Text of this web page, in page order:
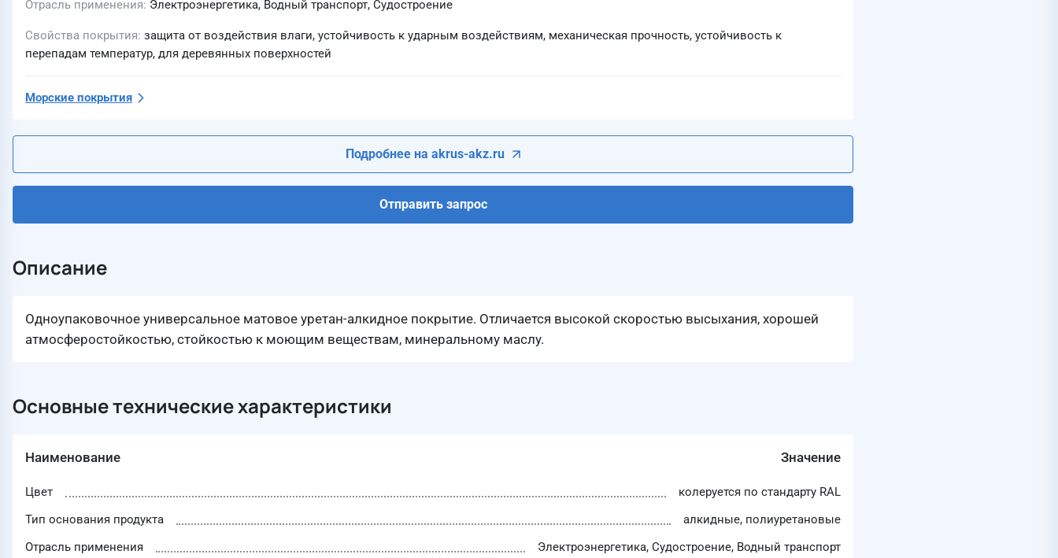
Отрасль применения Электроэнергетика, Водный транспорт, Судостроение
Свойства покрытия защита от воздействия влаги, устойчивость к ударным воздействиям, механическая прочность, устойчивость к
перепадам температур, для деревянных поверхностей
Морские покрытия
Подробнее на akrus-akz.ru
Отправить запрос
Описание
Одноупаковочное универсальное матовое уретан-алкидное покрытие. Отличается высокой скоростью высыхания, хорошей
атмосферостойкостью, стойкостью к моющим веществам, минеральному маслу.
Основные технические характеристики
Наименование Значение
Цвет
колеруется по стандарту RAL
Тип основания продукта
алкидные, полиуретановые
Отрасль применения
Электроэнергетика, Судостроение, Водный транспорт